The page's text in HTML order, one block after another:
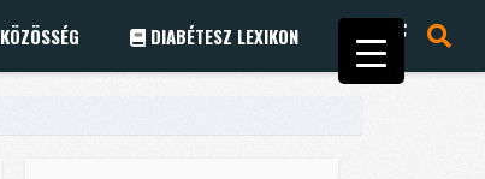
KÖZÖSSÉG DIABÉTESZ LEXIKON